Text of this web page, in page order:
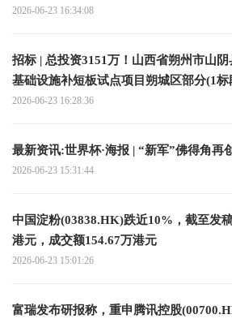
2026-06-23 16:34:08
招标 | 总投资3151万！山西省朔州市山
基础设施补短板试点项目朔城区部分(1
2026-06-23 16:28:36
最新资讯:世界杯·海报 | “新军”佛得角再
2026-06-23 15:31:44
中国淀粉(03838.HK)跌近10%，截至发
港元，成交额154.67万港元
2026-06-23 15:01:26
富瑞发布研报称，重申腾讯控股